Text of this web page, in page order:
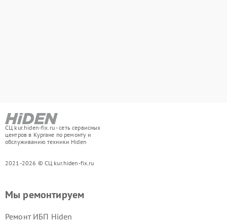
СЦ kur.hiden-fix.ru - сеть сервисных
центров в Кургане по ремонту и
обслуживанию техники Hiden
2021-2026 © СЦ kur.hiden-fix.ru
Мы ремонтируем
Ремонт ИБП Hiden